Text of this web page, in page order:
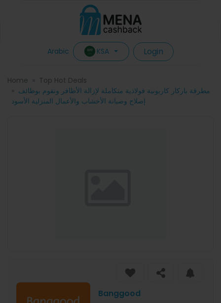
Arabic KSA Login
Home
Top Hot Deals
مطرقة باركار كاربونية فولاذية متكاملة لإزالة الأظافر وتقوم بوظائف
إصلاح وصيانة الأخشاب والأعمال المنزلية الأسود
Banggood